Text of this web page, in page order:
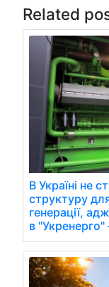
Related
В Україні не
структуру
генерації,
в